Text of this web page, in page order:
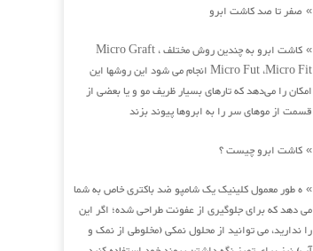
» صفر تا صد کاشت ابرو
»
کاشت ابرو به چندین روش مختلف Micro Graft ،
Micro Fut ،Micro Fit انجام می شود این روشها این
امکان را می‌دهد که تارهای بسیار ظریف مو و یا بعضی از
قسمت از موهای سر را به ابروها پیوند بزند
» کاشت ابرو چیست ؟
» ه طور معمول کلینیک یک شامپو ضد باکتری خاص به شما
می دهد که برای جلوگیری از عفونت طراحی شده؛ اگر این
را ندارید، می توانید از محلول نمکی (مخلوطی از نمک و